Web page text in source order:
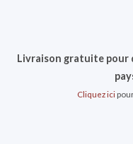
Livraison gratuite pour
Cliquez ici